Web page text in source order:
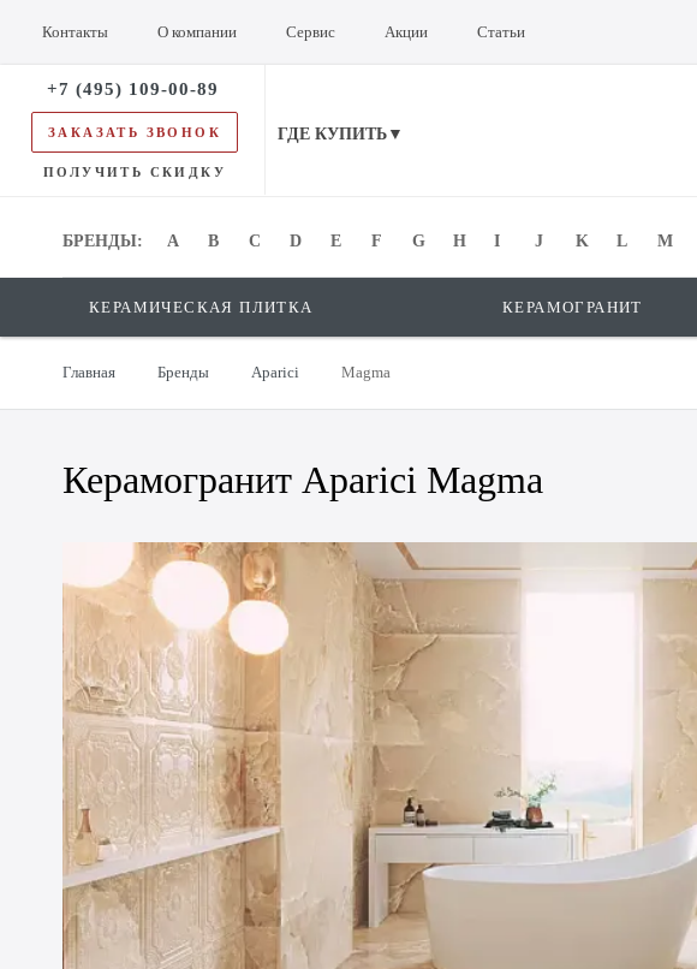
Контакты О компании Сервис Акции Статьи
+7 (495) 109-00-89
ЗАКАЗАТЬ ЗВОНОК
ПОЛУЧИТЬ СКИДКУ
ГДЕ КУПИТЬ▼
БРЕНДЫ: A B C D E F G H I J K L M
БРЕНДЫ:
КЕРАМИЧЕСКАЯ ПЛИТКА КЕРАМОГРАНИТ
Главная Бренды Aparici Magma
Керамогранит Aparici Magma